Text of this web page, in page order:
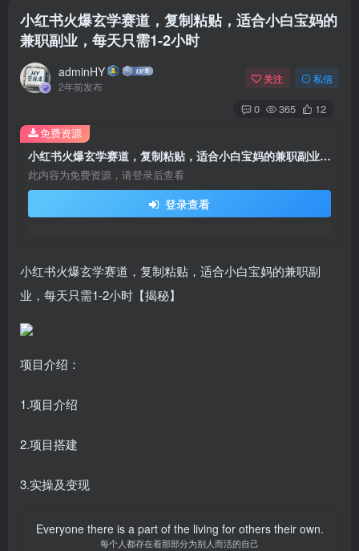
小红书火爆玄学赛道，复制粘贴，适合小白宝妈的
兼职副业，每天只需1-2小时
adminHY
2年前发布
关注 私信
0 365 12
小红书火爆玄学赛道，复制粘贴，适合小白宝妈的兼职副业，每天只需1-2小时
此内容为免费资源，请登录后查看
登录查看
免费资源
小红书火爆玄学赛道，复制粘贴，适合小白宝妈的兼职副
业，每天只需1-2小时【揭秘】
项目介绍：
1.项目介绍
2.项目搭建
3.实操及变现
Everyone there is a part of the living for others their own.
每个人都存在着那部分为别人而活的自己